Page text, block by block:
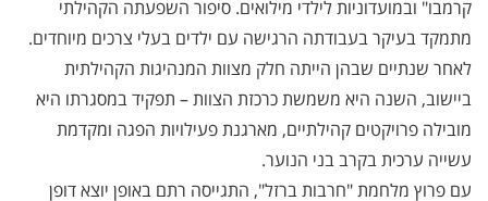
קרמבו" ובמועדוניות לילדי מילואים. סיפור השפעתה הקהילתי
מתמקד בעיקר בעבודתה הרגישה עם ילדים בעלי צרכים מיוחדים.
לאחר שנתיים שבהן הייתה חלק מצוות המנהיגות הקהילתית
ביישוב, השנה היא משמשת כרכזת הצוות – תפקיד במסגרתו היא
מובילה פרויקטים קהילתיים, מארגנת פעילויות הפגה ומקדמת
עשייה ערכית בקרב בני הנוער.
עם פרוץ מלחמת "חרבות ברזל", התגייסה רתם באופן יוצא דופן